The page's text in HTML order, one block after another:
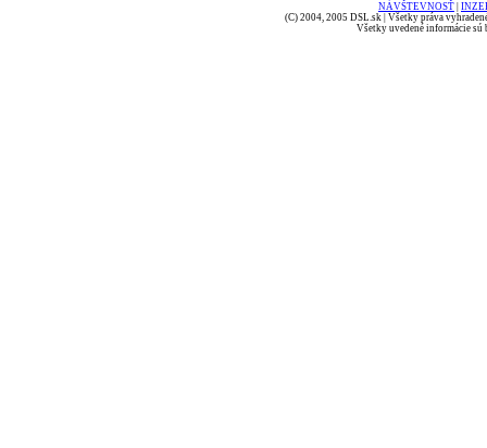
NÁVŠTEVNOSŤ
(C) 2004, 2005 DSL.sk | Všetky práva
Všetky uvedené informácie sú